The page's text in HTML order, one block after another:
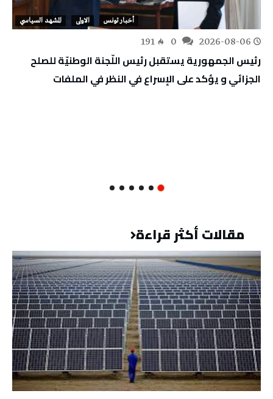
أخبار تونس الاولى المشهد السياسي
2026-08-06
191
رئيس الجمهورية يستقبل رئيس اللّجنة الوطنيّة للصلح
الجزائي و يؤكد على الإسراع في النظر في الملفات
مقالات أكثر قراءة